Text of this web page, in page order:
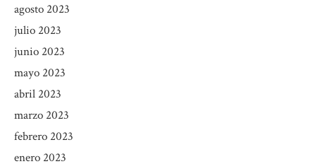
agosto 2023
julio 2023
junio 2023
mayo 2023
abril 2023
marzo 2023
febrero 2023
enero 2023